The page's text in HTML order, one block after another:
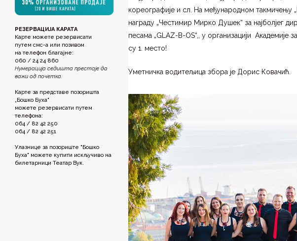
РЕЗЕРВАЦИЈА КАРАТА
Карте можете резервисати
путем смс-а или позивом
на телефон благајне:
060 / 24 24 860
Нумерација седишта престаје да
важи од почетка.
Карте за представе позоришта
„Бошко Буха"
можете резервисати путем
телефона:
064 / 82 42 250
064 / 82 42 251
Улазнице за позориште "Бошко
Буха" можете купити искључиво на
билетарници Театар Вук.
кореографије и сл. На међународном такмичењу
награду „Честимир Мирко Душек“ за најболјег
песама „GLAZ-B-OS“,, у организацији Академије
су 1. место!
Уметничка водитељица збора је Дорис Ковачић.